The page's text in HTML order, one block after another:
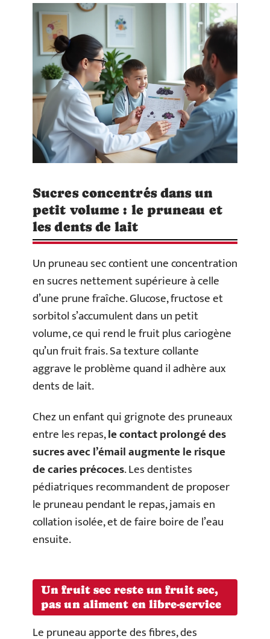
Sucres concentrés dans un
petit volume : le pruneau et
les dents de lait
Un pruneau sec contient une concentration
en sucres nettement supérieure à celle
d’une prune fraîche. Glucose, fructose et
sorbitol s’accumulent dans un petit
volume, ce qui rend le fruit plus cariogène
qu’un fruit frais. Sa texture collante
aggrave le problème quand il adhère aux
dents de lait.
Chez un enfant qui grignote des pruneaux
entre les repas,le contact prolongé des
sucres avec l’émail augmente le risque
de caries précoces. Les dentistes
pédiatriques recommandent de proposer
le pruneau pendant le repas, jamais en
collation isolée, et de faire boire de l’eau
ensuite.
Un fruit sec reste un fruit sec,
pas un aliment en libre-service
Le pruneau apporte des fibres, des